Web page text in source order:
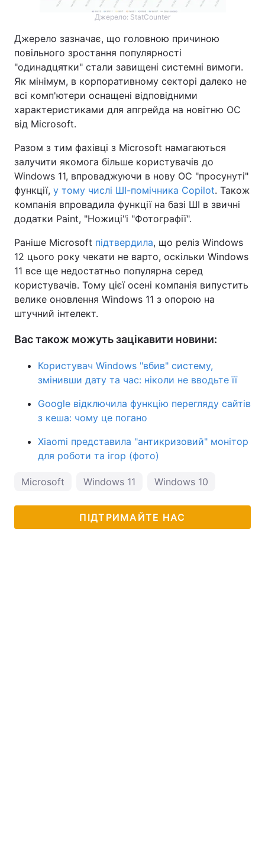
Джерело: StatCounter
Джерело зазначає, що головною причиною
повільного зростання популярності
"одинадцятки" стали завищені системні вимоги.
Як мінімум, в корпоративному секторі далеко не
всі комп'ютери оснащені відповідними
характеристиками для апгрейда на новітню ОС
від Microsoft.
Разом з тим фахівці з Microsoft намагаються
залучити якомога більше користувачів до
Windows 11, впроваджуючи в нову ОС "просунуті"
функції, у тому числі ШІ-помічника Copilot. Також
компанія впровадила функції на базі ШІ в звичні
додатки Paint, "Ножиці"і "Фотографії".
Раніше Microsoft підтвердила, що реліз Windows
12 цього року чекати не варто, оскільки Windows
11 все ще недостатньо популярна серед
користувачів. Тому цієї осені компанія випустить
велике оновлення Windows 11 з опорою на
штучний інтелект.
Вас також можуть зацікавити новини:
Користувач Windows "вбив" систему,
змінивши дату та час: ніколи не вводьте її
Google відключила функцію перегляду сайтів
з кеша: чому це погано
Xiaomi представила "антикризовий" монітор
для роботи та ігор (фото)
Microsoft Windows 11 Windows 10
ПІДТРИМАЙТЕ НАС